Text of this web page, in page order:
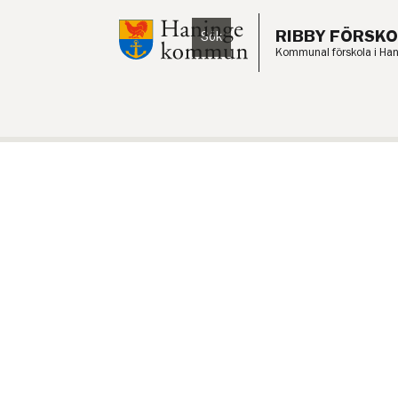
Till innehåll på sidan
RIBBY
Kommunal förskola i
Lyssna Sök